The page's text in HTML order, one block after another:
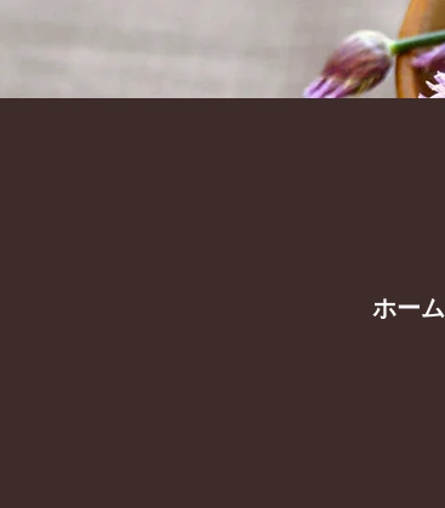
ホーム